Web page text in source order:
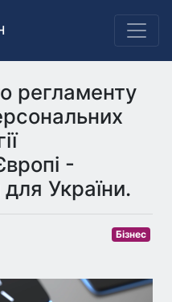
регламенту
-
України.
Бізнес